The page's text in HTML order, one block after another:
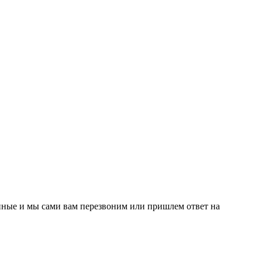
и мы сами вам перезвоним или пришлем ответ на